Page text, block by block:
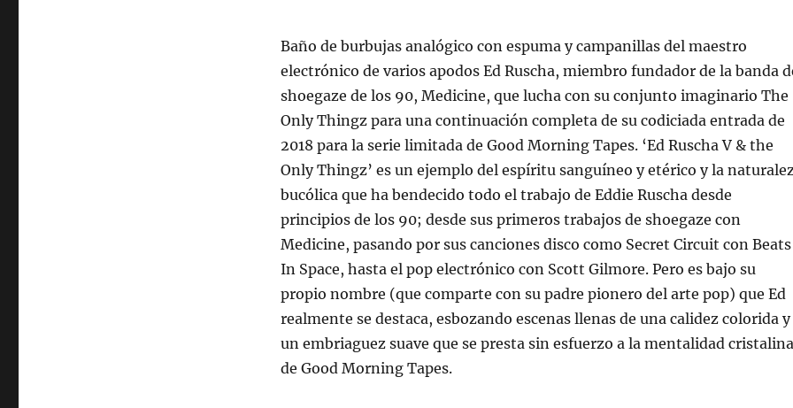
Baño de burbujas analógico con espuma y campanillas del maestro
electrónico de varios apodos Ed Ruscha, miembro fundador de la banda
shoegaze de los 90, Medicine, que lucha con su conjunto imaginario The
Only Thingz para una continuación completa de su codiciada entrada de
2018 para la serie limitada de Good Morning Tapes. ‘Ed Ruscha V & the
Only Thingz’ es un ejemplo del espíritu sanguíneo y etérico y la
bucólica que ha bendecido todo el trabajo de Eddie Ruscha desde
principios de los 90; desde sus primeros trabajos de shoegaze con
Medicine, pasando por sus canciones disco como Secret Circuit con Beats
In Space, hasta el pop electrónico con Scott Gilmore. Pero es bajo su
propio nombre (que comparte con su padre pionero del arte pop) que Ed
realmente se destaca, esbozando escenas llenas de una calidez colorida y
un embriaguez suave que se presta sin esfuerzo a la mentalidad cristalina
de Good Morning Tapes.